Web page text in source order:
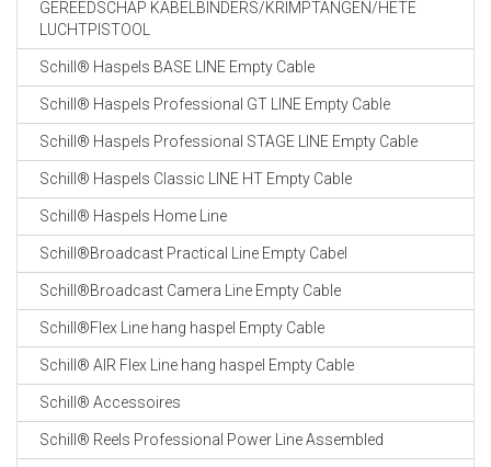
GEREEDSCHAP KABELBINDERS/KRIMPTANGEN/HETE
LUCHTPISTOOL
Schill® Haspels BASE LINE Empty Cable
Schill® Haspels Professional GT LINE Empty Cable
Schill® Haspels Professional STAGE LINE Empty Cable
Schill® Haspels Classic LINE HT Empty Cable
Schill® Haspels Home Line
Schill®Broadcast Practical Line Empty Cabel
Schill®Broadcast Camera Line Empty Cable
Schill®Flex Line hang haspel Empty Cable
Schill® AIR Flex Line hang haspel Empty Cable
Schill® Accessoires
Schill® Reels Professional Power Line Assembled